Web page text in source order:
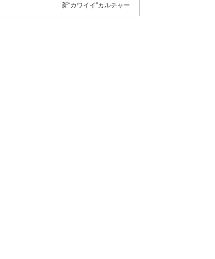
新“カワイイ”カルチャー